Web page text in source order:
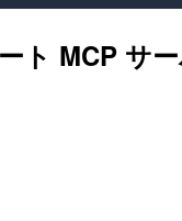
MCP サ